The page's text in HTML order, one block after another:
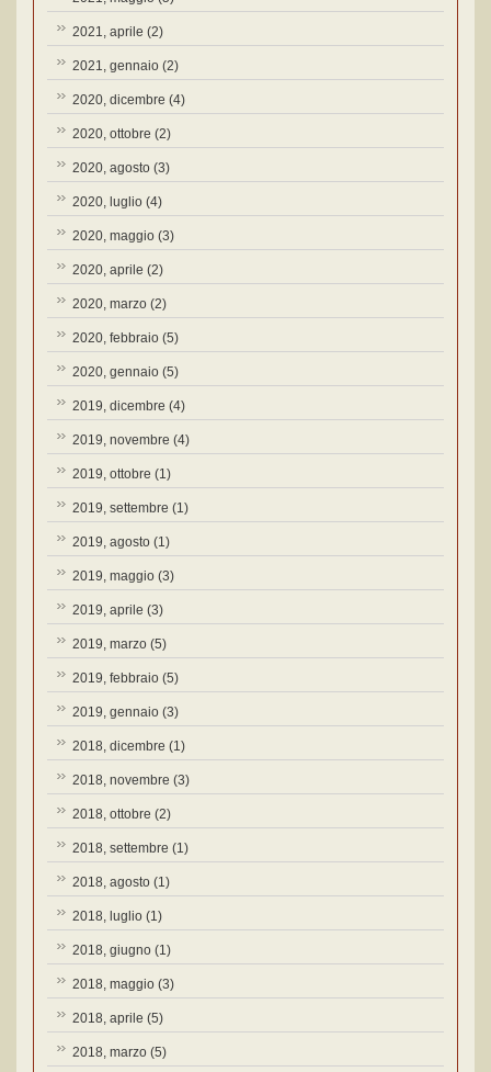
2021, aprile (2)
2021, gennaio (2)
2020, dicembre (4)
2020, ottobre (2)
2020, agosto (3)
2020, luglio (4)
2020, maggio (3)
2020, aprile (2)
2020, marzo (2)
2020, febbraio (5)
2020, gennaio (5)
2019, dicembre (4)
2019, novembre (4)
2019, ottobre (1)
2019, settembre (1)
2019, agosto (1)
2019, maggio (3)
2019, aprile (3)
2019, marzo (5)
2019, febbraio (5)
2019, gennaio (3)
2018, dicembre (1)
2018, novembre (3)
2018, ottobre (2)
2018, settembre (1)
2018, agosto (1)
2018, luglio (1)
2018, giugno (1)
2018, maggio (3)
2018, aprile (5)
2018, marzo (5)